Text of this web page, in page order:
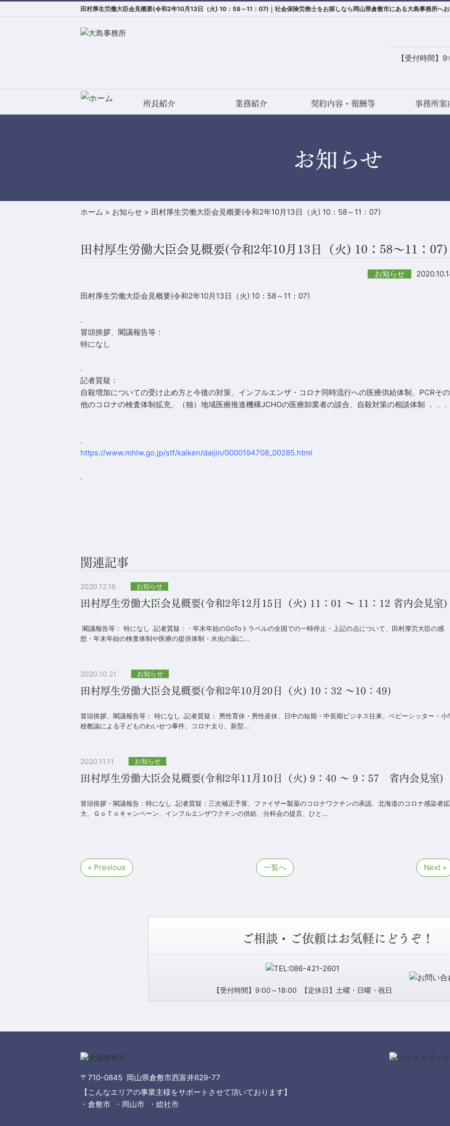
田村厚生労働大臣会見概要(令和2年10月13日（火) 10：58～11：07)｜社会保険労務士をお探しなら岡山県倉敷市にある大島事務所へ
【受付時間】
所長紹介 業務紹介 契約内容・報酬等 事務所案
お知らせ
ホーム > お知らせ > 田村厚生労働大臣会見概要(令和2年10月13日（火) 10：58～11：07)
田村厚生労働大臣会見概要(令和2年10月13日（火) 10：58～11：07)
お知らせ
田村厚生労働大臣会見概要(令和2年10月13日（火) 10：58～11：07)
.
冒頭挨拶、閣議報告等：
特になし
.
記者質疑：
自殺増加についての受け止め方と今後の対策、インフルエンザ・コロナ同時流行への医療供給体制、PCRその
他のコロナの検査体制拡充、（独）地域医療推進機構JCHOの医療卸業者の談合、自殺対策の相談体制 ．．．
.
https://www.mhlw.go.jp/stf/kaiken/daijin/0000194708_00285.html
.
関連記事
2020.12.16 お知らせ
田村厚生労働大臣会見概要(令和2年12月15日（火) 11：01 ～ 11：12 省内会見室)
閣議報告等： 特になし .記者質疑：・年末年始のGoToトラベルの全国での一時停止・上記の点について、田村厚労大臣の感
想・年末年始の検査体制や医療の提供体制・水虫の薬に...
2020.10.21 お知らせ
田村厚生労働大臣会見概要(令和2年10月20日（火) 10：32 ～10：49)
冒頭挨拶、閣議報告等： 特になし .記者質疑： 男性育休・男性産休、日中の短期・中長期ビジネス往来、ベビーシッター・小
校教諭による子どものわいせつ事件、コロナ太り、新型...
2020.11.11 お知らせ
田村厚生労働大臣会見概要(令和2年11月10日（火) 9：40 ～ 9：57 省内会見室)
冒頭挨拶・閣議報告：特になし .記者質疑：三次補正予算、ファイザー製薬のコロナワクチンの承認、北海道のコロナ感染者拡
大、ＧｏＴｏキャンペーン、インフルエンザワクチンの供給、分科会の提言、ひと...
« Previous 一覧へ Next »
ご相談・ご依頼はお気軽にどうぞ！
【受付時間】9:00～18:00 【定休日】土曜・日曜・祝日
〒710-0845 岡山県倉敷市西富井629-77
【こんなエリアの事業主様をサポートさせて頂いております】
・倉敷市 ・岡山市 ・総社市